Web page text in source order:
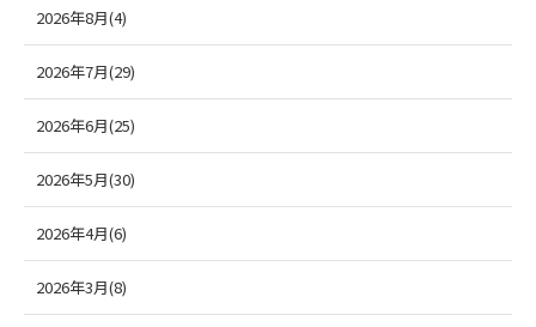
2026年8月(4)
2026年7月(29)
2026年6月(25)
2026年5月(30)
2026年4月(6)
2026年3月(8)